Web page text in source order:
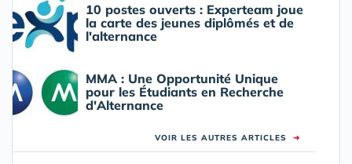
10 postes ouverts : Experteam joue
la carte des jeunes diplômés et de
l'alternance
MMA : Une Opportunité Unique
pour les Étudiants en Recherche
d'Alternance
VOIR LES AUTRES ARTICLES ➜